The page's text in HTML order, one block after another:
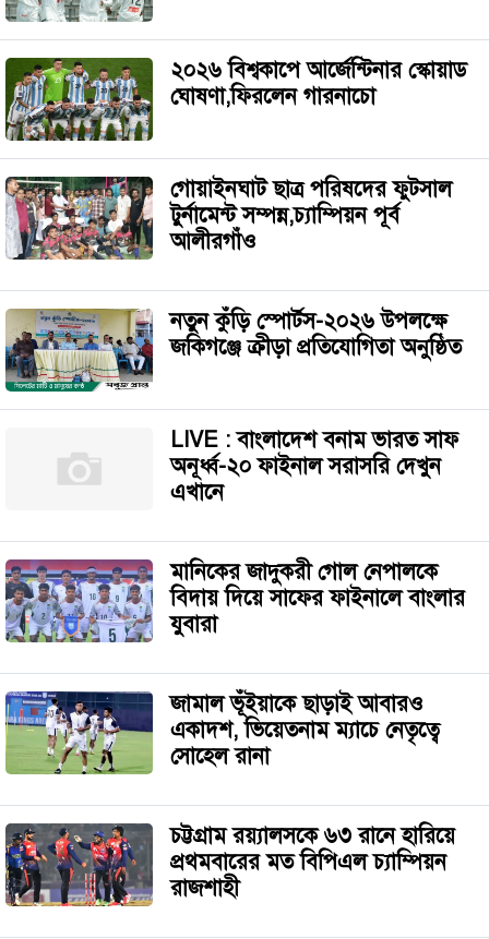
২০২৬ বিশ্বকাপে আর্জেন্টিনার স্কোয়াড
ঘোষণা,ফিরলেন গারনাচো
গোয়াইনঘাট ছাত্র পরিষদের ফুটসাল
টুর্নামেন্ট সম্পন্ন,চ্যাম্পিয়ন পূর্ব
আলীরগাঁও
নতুন কুঁড়ি স্পোর্টস-২০২৬ উপলক্ষে
জকিগঞ্জে ক্রীড়া প্রতিযোগিতা অনুষ্ঠিত
LIVE : বাংলাদেশ বনাম ভারত সাফ
অনূর্ধ্ব-২০ ফাইনাল সরাসরি দেখুন
এখানে
‎মানিকের জাদুকরী গোল নেপালকে
বিদায় দিয়ে সাফের ফাইনালে বাংলার
যুবারা
জামাল ভূঁইয়াকে ছাড়াই আবারও
একাদশ, ভিয়েতনাম ম্যাচে নেতৃত্বে
সোহেল রানা
চট্টগ্রাম রয়্যালসকে ৬৩ রানে হারিয়ে
প্রথমবারের মত বিপিএল চ্যাম্পিয়ন
রাজশাহী